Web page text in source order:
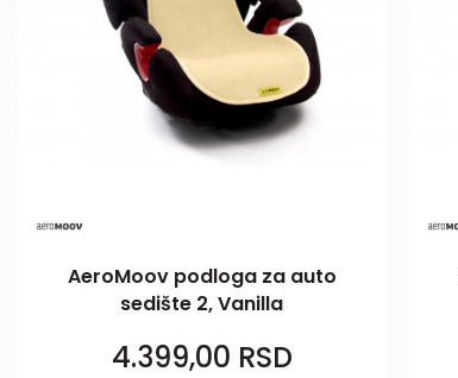
AeroMoov podloga za auto
sedište 2, Vanilla
4.399,00 RSD